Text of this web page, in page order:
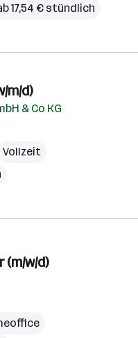
17,54 € stündlich
m/d)
& Co KG
Vollzeit
(m/w/d)